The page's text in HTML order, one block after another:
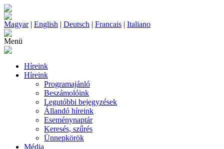
Magyar| English | Deutsch | Francais | Italiano
Menü
Híreink
Híreink
Programajánló
Beszámolóink
Legutóbbi bejegyzések
Állandó híreink
Eseménynaptár
Keresés, szűrés
Ünnepkörök
Média